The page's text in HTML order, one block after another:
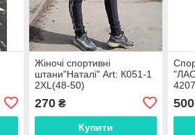
Жіночі спортивні
штани"Наталі" Art: К051-1
2XL(48-50)
270₴
Купити
500